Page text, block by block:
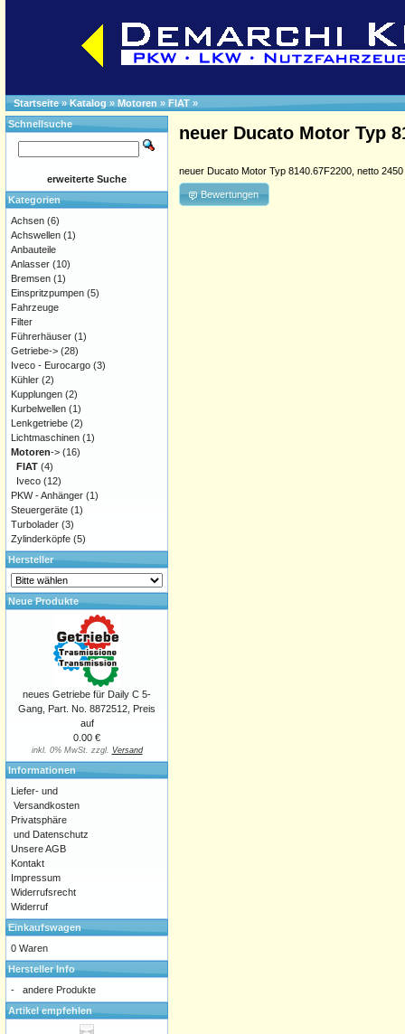
Startseite»Katalog » Motoren » FIAT »
neuer Ducato Motor Typ
neuer Ducato Motor Typ 8140.67F2200, netto
Bewertungen
Schnellsuche
erweiterte Suche
Kategorien
Achsen (6)
Achswellen (1)
Anbauteile
Anlasser (10)
Bremsen (1)
Einspritzpumpen (5)
Fahrzeuge
Filter
Führerhäuser (1)
Getriebe-> (28)
Iveco - Eurocargo (3)
Kühler (2)
Kupplungen (2)
Kurbelwellen (1)
Lenkgetriebe (2)
Lichtmaschinen (1)
Motoren-> (16)
FIAT (4)
Iveco (12)
PKW - Anhänger (1)
Steuergeräte (1)
Turbolader (3)
Zylinderköpfe (5)
Hersteller
Neue Produkte
neues Getriebe für Daily C 5-
Gang, Part. No. 8872512, Preis
auf
0.00 €
inkl. 0% MwSt. zzgl. Versand
Informationen
Liefer- und
Versandkosten
Privatsphäre
und Datenschutz
Unsere AGB
Kontakt
Impressum
Widerrufsrecht
Widerruf
Einkaufswagen
0 Waren
Hersteller Info
-
andere Produkte
Artikel empfehlen